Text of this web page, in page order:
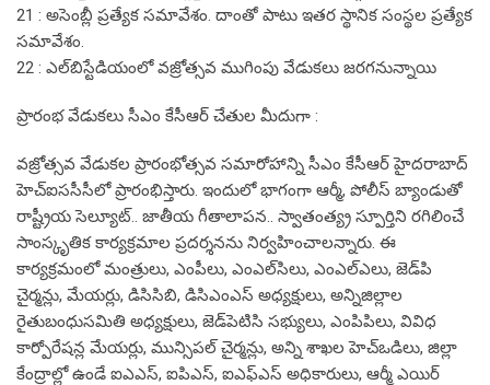
21 : అసెంబ్లీ ప్రత్యేక సమావేశం. దాంతో పాటు ఇతర స్థానిక సంస్థల ప్రత్యేక
సమావేశం.
22 : ఎల్‌బిస్టేడియంలో వజ్రోత్సవ ముగింపు వేడుకలు జరగనున్నాయి
ప్రారంభ వేడుకలు సీఎం కేసీఆర్ చేతుల మీదుగా :
వజ్రోత్సవ వేడుకల ప్రారంభోత్సవ సమారోహాన్ని సీఎం కేసీఆర్ హైదరాబాద్
హెచ్‌ఐససీసీలో ప్రారంభిస్తారు. ఇందులో భాగంగా ఆర్మీ, పోలీస్ బ్యాండుతో
రాష్ట్రీయ సెల్యూట్.. జాతీయ గీతాలాపన.. స్వాతంత్య్ర స్పూర్తిని రగిలించే
సాంస్కృతిక కార్యక్రమాల ప్రదర్శనను నిర్వహించాలన్నారు. ఈ
కార్యక్రమంలో మంత్రులు, ఎంపీలు, ఎంఎల్‌సిలు, ఎంఎల్‌ఎలు, జెడ్‌పి
చైర్మన్లు, మేయర్లు, డిసిసిబి, డిసిఎంఎస్ అధ్యక్షులు, అన్నిజిల్లాల
రైతుబంధుసమితి అధ్యక్షులు, జెడ్‌పెటిసి సభ్యులు, ఎంపిపిలు, వివిధ
కార్పోరేషన్ల మేయర్లు, మున్సిపల్ చైర్మన్లు, అన్ని శాఖల హెచ్‌ఒడిలు, జిల్లా
కేంద్రాల్లో ఉండే ఐఎఎస్, ఐపిఎస్, ఐఎఫ్‌ఎస్ అధికారులు, ఆర్మీ ఎయిర్